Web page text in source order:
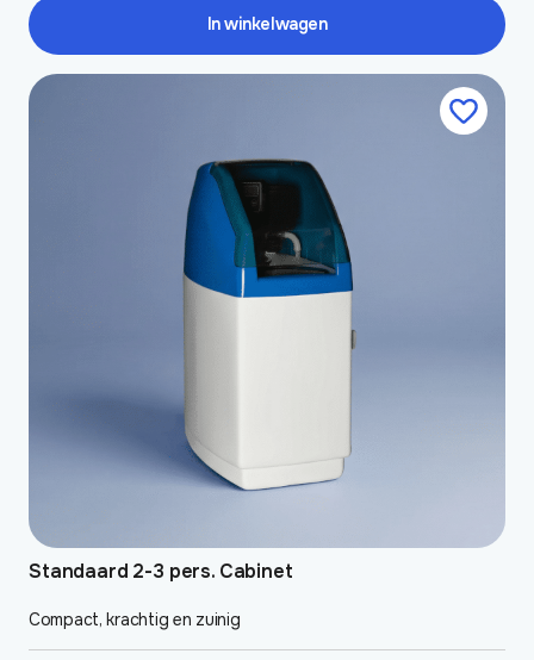
€ 972,80.
€ 861,70. In winkelwagen
Standaard 2-3 pers. Cabinet
Compact, krachtig en zuinig